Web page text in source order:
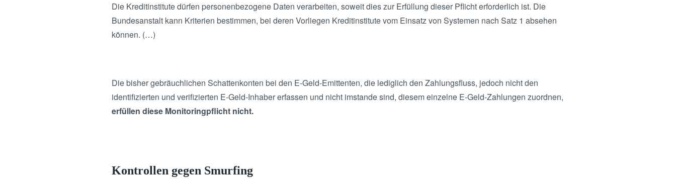
Die Kreditinstitute dürfen personenbezogene Daten verarbeiten, soweit dies zur Erfüllung dieser Pflicht erforderlich ist. Die
Bundesanstalt kann Kriterien bestimmen, bei deren Vorliegen Kreditinstitute vom Einsatz von Systemen nach Satz 1 absehen
können. (…)
Die bisher gebräuchlichen Schattenkonten bei den E-Geld-Emittenten, die lediglich den Zahlungsfluss, jedoch nicht den
identifizierten und verifizierten E-Geld-Inhaber erfassen und nicht imstande sind, diesem einzelne E-Geld-Zahlungen zuordnen,
erfüllen diese Monitoringpflicht nicht.
Kontrollen gegen Smurfing